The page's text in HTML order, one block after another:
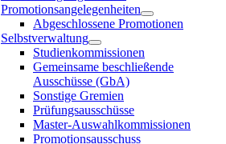
Promotionsangelegenheiten
Abgeschlossene Promotionen
Selbstverwaltung
Studienkommissionen
Gemeinsame beschließende
Ausschüsse (GbA)
Sonstige Gremien
Prüfungsausschüsse
Master-Auswahlkommissionen
Promotionsausschuss